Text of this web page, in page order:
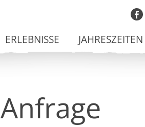
ERLEBNISSE JAHRESZEITEN
VERFÜGBARKEIT
Anfrage